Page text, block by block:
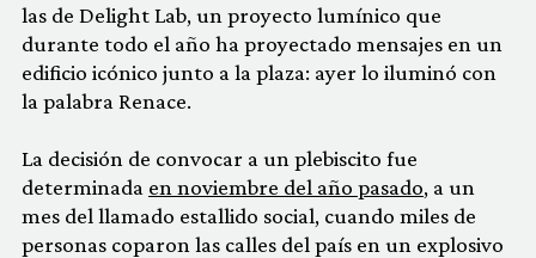
las de Delight Lab, un proyecto lumínico que
durante todo el año ha proyectado mensajes en un
edificio icónico junto a la plaza: ayer lo iluminó con
la palabra Renace.
La decisión de convocar a un plebiscito fue
determinada en noviembre del año pasado, a un
mes del llamado estallido social, cuando miles de
personas coparon las calles del país en un explosivo